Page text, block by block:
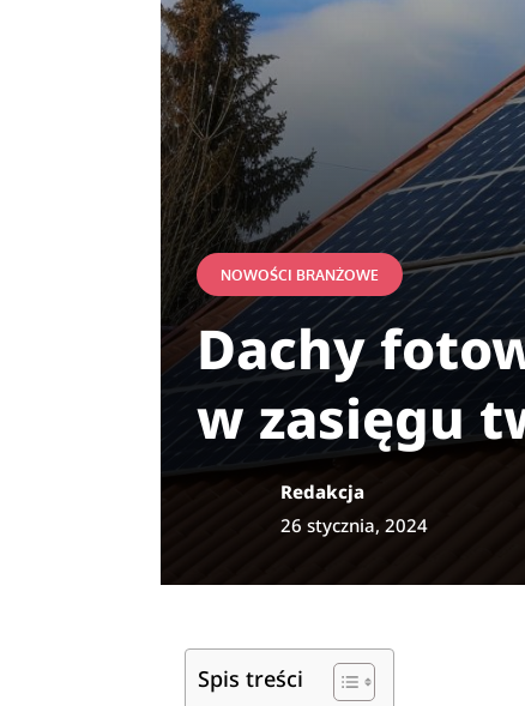
NOWOŚCI BRANŻOWE
Dachy
w zasięgu
Redakcja
26 stycznia, 2024
Spis treści